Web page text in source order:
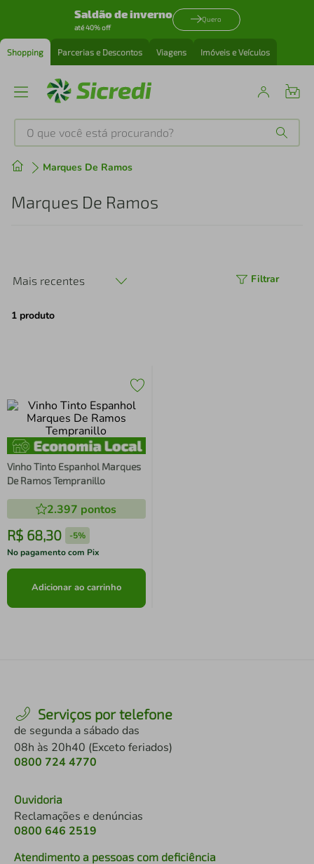
Saldão de inverno
até 40% off
Quero
Shopping Parcerias e Descontos Viagens Imóveis e Veículos
O que você está procurando?
Marques De Ramos
Marques De Ramos
Mais recentes Filtrar
1 produto
Vinho Tinto Espanhol Marques
De Ramos Tempranillo
2.397 pontos
R$ 68,30 -5%
No pagamento com Pix
Adicionar ao carrinho
Serviços por telefone
de segunda a sábado das
08h às 20h40 (Exceto feriados)
0800 724 4770
Ouvidoria
Reclamações e denúncias
0800 646 2519
Atendimento a pessoas com deficiência
Produtos mais buscados
tenis
perfume
4º